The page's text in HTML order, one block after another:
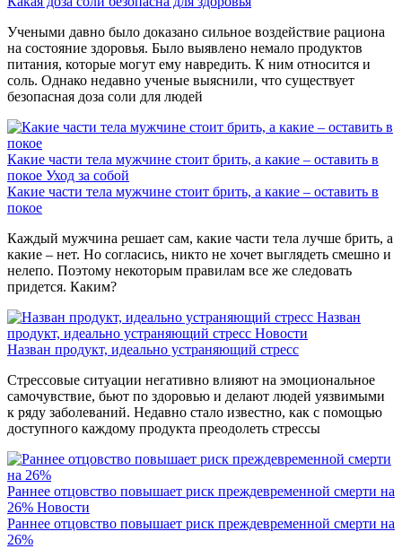
Учеными давно было доказано сильное воздействие рациона
на состояние здоровья. Было выявлено немало продуктов
питания, которые могут ему навредить. К ним относится и
соль. Однако недавно ученые выяснили, что существует
безопасная доза соли для людей
Какие части тела мужчине стоит брить, а какие – оставить в
покое Уход за собой
Какие части тела мужчине стоит брить, а какие – оставить в
покое
Каждый мужчина решает сам, какие части тела лучше брить, а
какие – нет. Но согласись, никто не хочет выглядеть смешно и
нелепо. Поэтому некоторым правилам все же следовать
придется. Каким?
Назван
продукт, идеально устраняющий стресс Новости
Назван продукт, идеально устраняющий стресс
Стрессовые ситуации негативно влияют на эмоциональное
самочувствие, бьют по здоровью и делают людей уязвимыми
к ряду заболеваний. Недавно стало известно, как с помощью
доступного каждому продукта преодолеть стрессы
Раннее отцовство повышает риск преждевременной смерти на
26% Новости
Раннее отцовство повышает риск преждевременной смерти на
26%